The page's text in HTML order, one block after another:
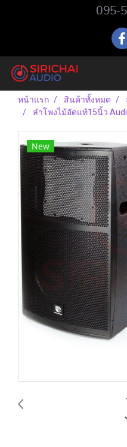
095-
หน้าแรก สินค้าทั้งหมด
ลำโพงไม้อัดแท้15นิ้ว
New